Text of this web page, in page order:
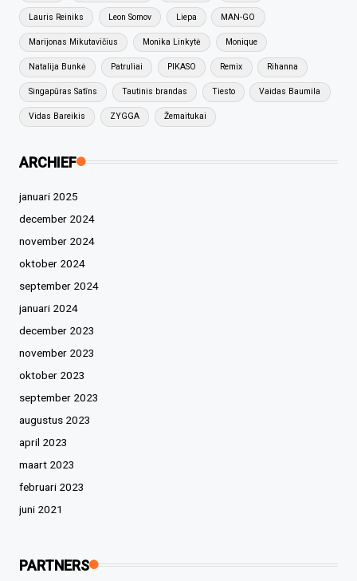
Lauris Reiniks Leon Somov Liepa MAN-GO
Marijonas Mikutavičius Monika Linkytė Monique
Natalija Bunkė Patruliai PIKASO Remix Rihanna
Singapūras Satīns Tautinis brandas Tiesto Vaidas Baumila
Vidas Bareikis ZYGGA Žemaitukai
ARCHIEF
januari 2025
december 2024
november 2024
oktober 2024
september 2024
januari 2024
december 2023
november 2023
oktober 2023
september 2023
augustus 2023
april 2023
maart 2023
februari 2023
juni 2021
PARTNERS